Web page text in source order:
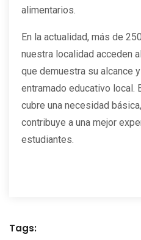
alimentarios.
En la actualidad, más de
nuestra localidad acceden
que demuestra su alcance
entramado educativo local.
cubre una necesidad
contribuye a una mejor
estudiantes.
Tags: